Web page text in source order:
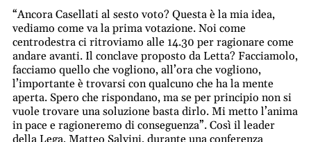
“Ancora Casellati al sesto voto? Questa è la mia idea,
vediamo come va la prima votazione. Noi come
centrodestra ci ritroviamo alle 14.30 per ragionare come
andare avanti. Il conclave proposto da Letta? Facciamolo,
facciamo quello che vogliono, all’ora che vogliono,
l’importante è trovarsi con qualcuno che ha la mente
aperta. Spero che rispondano, ma se per principio non si
vuole trovare una soluzione basta dirlo. Mi metto l’anima
in pace e ragioneremo di conseguenza”. Così il leader
della Lega, Matteo Salvini, durante una conferenza